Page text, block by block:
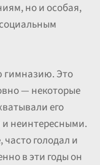
но и особая,
гимназию. Это
— некоторые
его
и неинтересными.
голодал и
в эти годы он